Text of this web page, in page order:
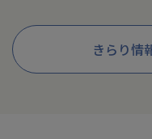
きらり情